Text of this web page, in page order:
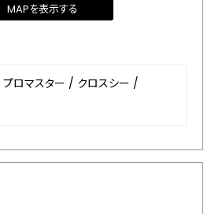
MAPを表示する
プロマスター / クロスシー /